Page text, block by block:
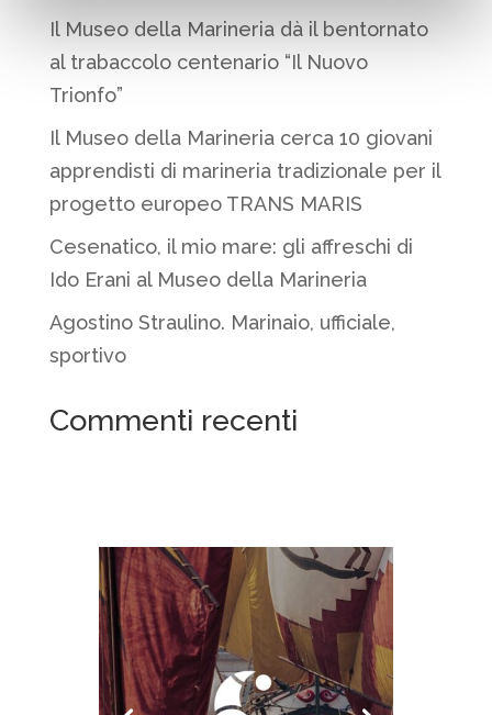
Il Museo della Marineria dà il bentornato
al trabaccolo centenario “Il Nuovo
Trionfo”
Il Museo della Marineria cerca 10 giovani
apprendisti di marineria tradizionale per il
progetto europeo TRANS MARIS
Cesenatico, il mio mare: gli affreschi di
Ido Erani al Museo della Marineria
Agostino Straulino. Marinaio, ufficiale,
sportivo
Commenti recenti